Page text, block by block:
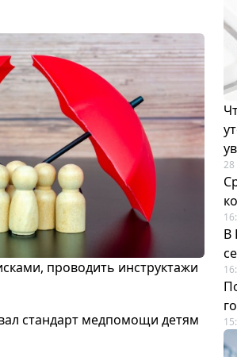
проводить инструктажи
стандарт медпомощи детям
В